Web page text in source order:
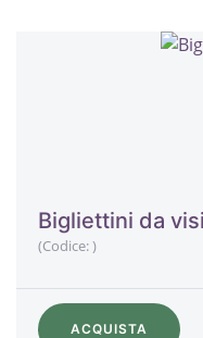
Bigliettini da
(Codice:)
ACQUISTA